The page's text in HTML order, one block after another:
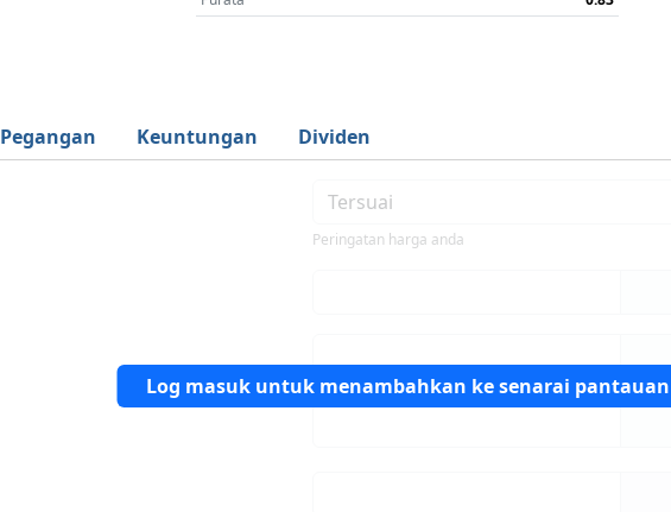
Pegangan Keuntungan Dividen
Log masuk untuk menambahkan ke senarai pantauan
Peringatan harga anda